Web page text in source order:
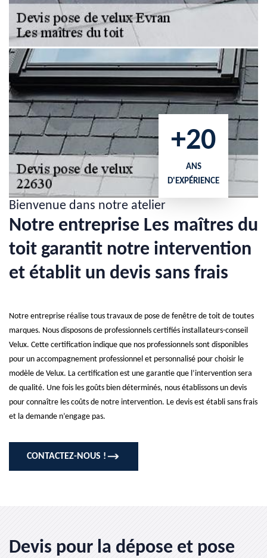
+20
ANS
D'EXPÉRIENCE
Bienvenue dans notre atelier
Notre entreprise Les maîtres du
toit garantit notre intervention
et établit un devis sans frais
Notre entreprise réalise tous travaux de pose de fenêtre de toit de toutes
marques. Nous disposons de professionnels certifiés installateurs-conseil
Velux. Cette certification indique que nos professionnels sont disponibles
pour un accompagnement professionnel et personnalisé pour choisir le
modèle de Velux. La certification est une garantie que l’intervention sera
de qualité. Une fois les goûts bien déterminés, nous établissons un devis
pour connaître les coûts de notre intervention. Le devis est établi sans frais
et la demande n’engage pas.
CONTACTEZ-NOUS !
Devis pour la dépose et pose